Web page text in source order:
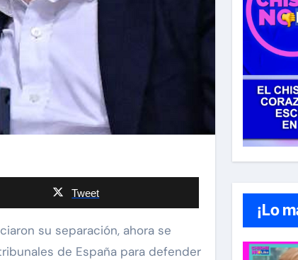
Tweet
de España para defender
¡Lo